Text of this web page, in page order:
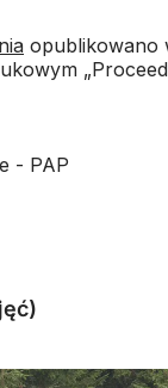
opublikowano
- PAP